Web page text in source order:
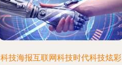
科技海报互联网科技时代科技炫彩